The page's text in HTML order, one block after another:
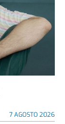
7 AGOSTO 2026